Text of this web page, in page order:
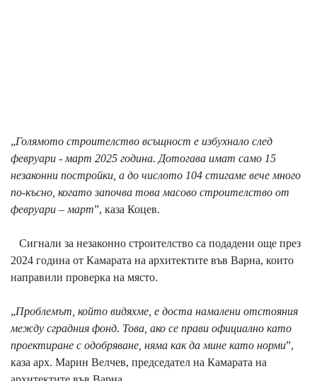
„Голямото строителство всъщност е избухнало след
февруари - март 2025 година. Дотогава имат само 15
незаконни постройки, а до числото 104 стигаме вече много
по-късно, когато започва това масово строителство от
февруари – март”, каза Коцев.
Сигнали за незаконно строителство са подадени още през
2024 година от Камарата на архитектите във Варна, които
направили проверка на място.
„Проблемът, който видяхме, е доста намалени отстояния
между сградния фонд. Това, ако се прави официално като
проектиране с одобряване, няма как да мине като норми”,
каза арх. Марин Велчев, председател на Камарата на